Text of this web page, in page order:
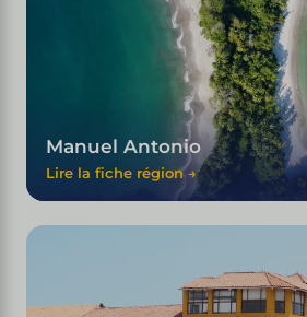
Manuel Antonio
Lire la fiche région →